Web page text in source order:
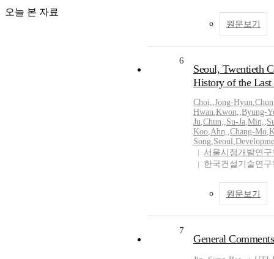
오늘 본 자료
원문보기
6
Seoul, Twentieth
History of the Last
Choi,,Jong-Hyun,
Hwan,Kwon,,Byung-
Ju,Chun,,Su-Ja,Min,,
Koo,Ahn,,Chang-Mo,
Song,Seoul,
서울시정개발연구
한국건설기술연
원문보기
7
General